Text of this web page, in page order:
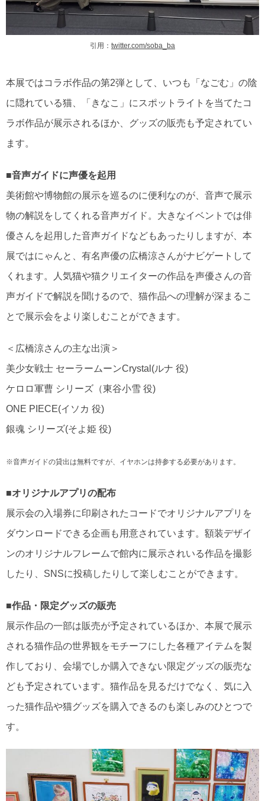
引用： twitter.com/soba_ba
本展ではコラボ作品の第2弾として、いつも「なごむ」の陰
に隠れている猫、「きなこ」にスポットライトを当てたコ
ラボ作品が展示されるほか、グッズの販売も予定されてい
ます。
■音声ガイドに声優を起用
美術館や博物館の展示を巡るのに便利なのが、音声で展示
物の解説をしてくれる音声ガイド。大きなイベントでは俳
優さんを起用した音声ガイドなどもあったりしますが、本
展ではにゃんと、有名声優の広橋涼さんがナビゲートして
くれます。人気猫や猫クリエイターの作品を声優さんの音
声ガイドで解説を聞けるので、猫作品への理解が深まるこ
とで展示会をより楽しむことができます。
＜広橋涼さんの主な出演＞
美少女戦士 セーラームーンCrystal(ルナ 役)
ケロロ軍曹 シリーズ（東谷小雪 役)
ONE PIECE(イソカ 役)
銀魂 シリーズ(そよ姫 役)
※音声ガイドの貸出は無料ですが、イヤホンは持参する必要があります。
■オリジナルアプリの配布
展示会の入場券に印刷されたコードでオリジナルアプリを
ダウンロードできる企画も用意されています。額装デザイ
ンのオリジナルフレームで館内に展示されいる作品を撮影
したり、SNSに投稿したりして楽しむことができます。
■作品・限定グッズの販売
展示作品の一部は販売が予定されているほか、本展で展示
される猫作品の世界観をモチーフにした各種アイテムを製
作しており、会場でしか購入できない限定グッズの販売な
ども予定されています。猫作品を見るだけでなく、気に入
った猫作品や猫グッズを購入できるのも楽しみのひとつで
す。